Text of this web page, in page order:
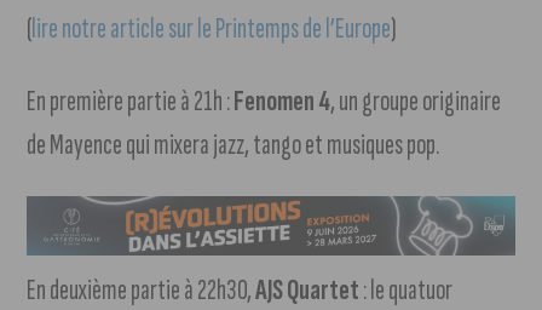
(lire notre article sur le Printemps de l’Europe)
En première partie à 21h :Fenomen 4, un groupe originaire
de Mayence qui mixera jazz, tango et musiques pop.
En deuxième partie à 22h30,AJS Quartet: le quatuor